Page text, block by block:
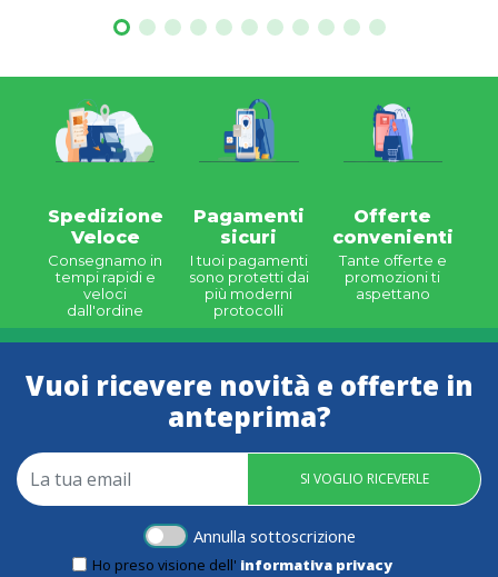
Spedizione
Veloce
Consegnamo in
tempi rapidi e
veloci
dall'ordine
Pagamenti
sicuri
I tuoi pagamenti
sono protetti dai
più moderni
protocolli
Offerte
convenienti
Tante offerte e
promozioni ti
aspettano
Vuoi ricevere novità e offerte in
anteprima?
SI VOGLIO RICEVERLE
Ho preso visione dell' informativa privacy
Annulla sottoscrizione